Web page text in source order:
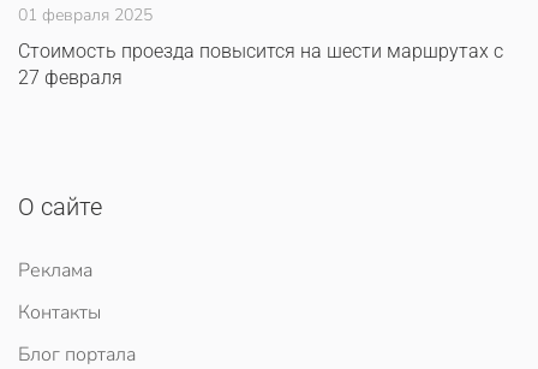
01 февраля 2025
Стоимость проезда повысится на шести маршрутах с
27 февраля
О сайте
Реклама
Контакты
Блог портала